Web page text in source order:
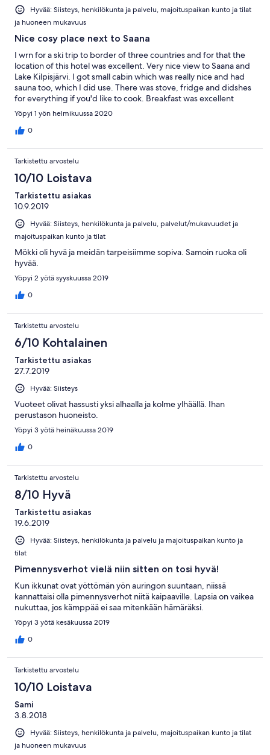
Hyvää: Siisteys, henkilökunta ja palvelu, majoituspaikan kunto ja tilat
ja huoneen mukavuus
Nice cosy place next to Saana
I wrn for a ski trip to border of three countries and for that the
location of this hotel was excellent. Very nice view to Saana and
Lake Kilpisjärvi. I got small cabin which was really nice and had
sauna too, which I did use. There was stove, fridge and didshes
for everything if you'd like to cook. Breakfast was excellent
servred by the hotel.
Yöpyi 1 yön helmikuussa 2020
0
Tarkistettu arvostelu
10/10 Loistava
Tarkistettu asiakas
10.9.2019
Hyvää: Siisteys, henkilökunta ja palvelu, palvelut/mukavuudet ja
majoituspaikan kunto ja tilat
Mökki oli hyvä ja meidän tarpeisiimme sopiva. Samoin ruoka oli
hyvää.
Yöpyi 2 yötä syyskuussa 2019
0
Tarkistettu arvostelu
6/10 Kohtalainen
Tarkistettu asiakas
27.7.2019
Hyvää: Siisteys
Vuoteet olivat hassusti yksi alhaalla ja kolme ylhäällä. Ihan
perustason huoneisto.
Yöpyi 3 yötä heinäkuussa 2019
0
Tarkistettu arvostelu
8/10 Hyvä
Tarkistettu asiakas
19.6.2019
Hyvää: Siisteys, henkilökunta ja palvelu ja majoituspaikan kunto ja
tilat
Pimennysverhot vielä niin sitten on tosi hyvä!
Kun ikkunat ovat yöttömän yön auringon suuntaan, niissä
kannattaisi olla pimennysverhot niitä kaipaaville. Lapsia on vaikea
nukuttaa, jos kämppää ei saa mitenkään hämäräksi.
Yöpyi 3 yötä kesäkuussa 2019
0
Tarkistettu arvostelu
10/10 Loistava
Sami
3.8.2018
Hyvää: Siisteys, henkilökunta ja palvelu, majoituspaikan kunto ja tilat
ja huoneen mukavuus